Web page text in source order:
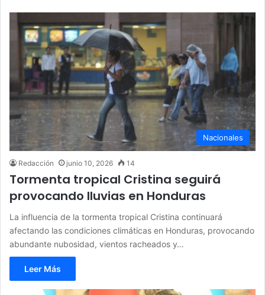
Nacionales
Redacción junio 10, 2026 14
Tormenta tropical Cristina seguirá
provocando lluvias en Honduras
La influencia de la tormenta tropical Cristina continuará
afectando las condiciones climáticas en Honduras, provocando
abundante nubosidad, vientos racheados y…
Leer Más